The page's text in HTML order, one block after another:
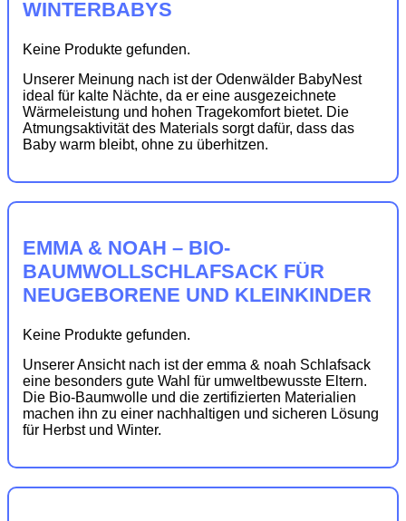
WINTERBABYS
Keine Produkte gefunden.
Unserer Meinung nach ist der Odenwälder BabyNest
ideal für kalte Nächte, da er eine ausgezeichnete
Wärmeleistung und hohen Tragekomfort bietet. Die
Atmungsaktivität des Materials sorgt dafür, dass das
Baby warm bleibt, ohne zu überhitzen.
EMMA & NOAH – BIO-
BAUMWOLLSCHLAFSACK FÜR
NEUGEBORENE UND KLEINKINDER
Keine Produkte gefunden.
Unserer Ansicht nach ist der emma & noah Schlafsack
eine besonders gute Wahl für umweltbewusste Eltern.
Die Bio-Baumwolle und die zertifizierten Materialien
machen ihn zu einer nachhaltigen und sicheren Lösung
für Herbst und Winter.